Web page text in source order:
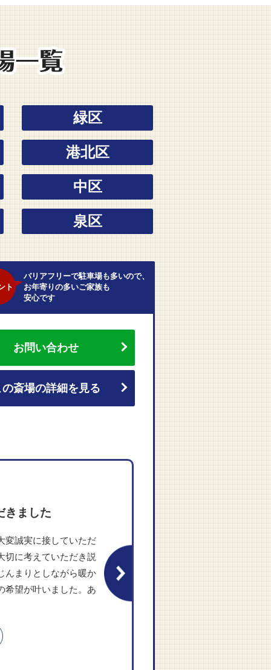
緑区
港北区
中区
泉区
ト
バリアフリーで駐車場も多いので、
お年寄りの多いご家族も
安心です
お問い合わせ
斎場の詳細を見る
きました
変誠実に接していただ
切に考えていただき説
んまりとしながら暖か
希望が叶いました。あ